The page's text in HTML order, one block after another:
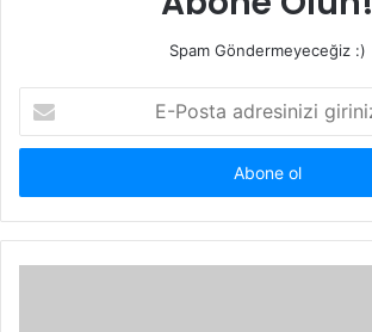
Spam Göndermeyeceğiz :)
Posta
adresinizi